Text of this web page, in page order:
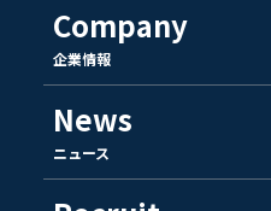
Company
企業情報
News
ニュース